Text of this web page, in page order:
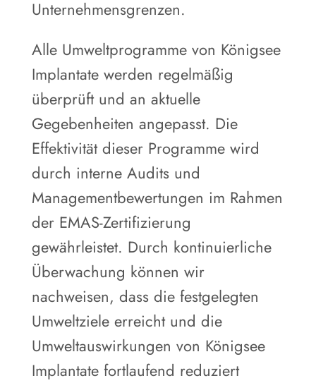
Unternehmensgrenzen.
Alle Umweltprogramme von Königsee
Implantate werden regelmäßig
überprüft und an aktuelle
Gegebenheiten angepasst. Die
Effektivität dieser Programme wird
durch interne Audits und
Managementbewertungen im Rahmen
der EMAS-Zertifizierung
gewährleistet. Durch kontinuierliche
Überwachung können wir
nachweisen, dass die festgelegten
Umweltziele erreicht und die
Umweltauswirkungen von Königsee
Implantate fortlaufend reduziert